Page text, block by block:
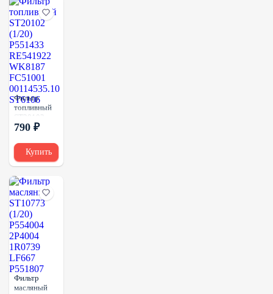
Фильтр
топливный
ST20102
(1/20)
RE541922
WK8187
FC51001
00114535.10
ST6106
790 ₽
Купить
Фильтр
масляный